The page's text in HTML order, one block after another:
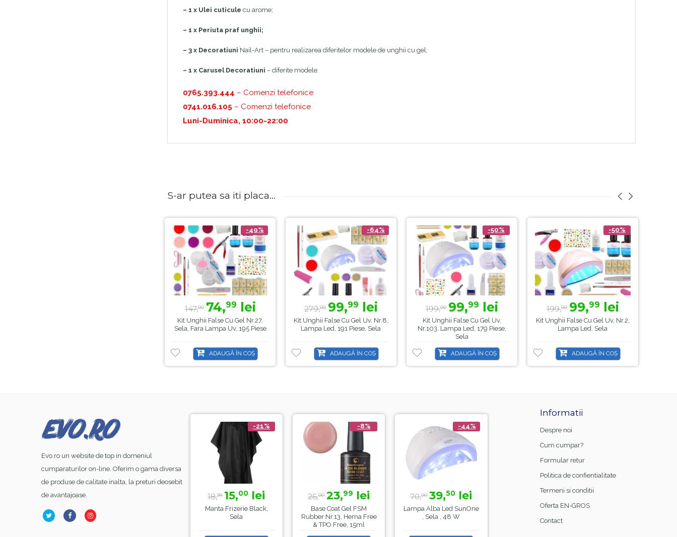
– 1 x Ulei cuticule cu arome;
– 1 x Periuta praf unghii;
– 3 x Decoratiuni Nail-Art – pentru realizarea diferitelor modele de unghii cu gel;
– 1 x Carusel Decoratiuni – diferite modele.
0765.393.444 – Comenzi telefonice
0741.016.105 – Comenzi telefonice
Luni-Duminica, 10:00-22:00
S-ar putea sa iti placa...
-49%
147,00 74,99 lei
Kit Unghii False Cu Gel Nr.27,
Sela, Fara Lampa Uv, 195 Piese
ADAUGĂ ÎN COȘ
-64%
279,00 99,99 lei
Kit Unghii False Cu Gel Uv, Nr.8,
Lampa Led, 191 Piese, Sela
ADAUGĂ ÎN COȘ
-50%
199,00 99,99 lei
Kit Unghii False Cu Gel Uv,
Nr.103, Lampa Led, 179 Piese,
Sela
ADAUGĂ ÎN COȘ
-50%
199,00 99,99 lei
Kit Unghii False Cu Gel Uv, Nr.2,
Lampa Led, Sela
ADAUGĂ ÎN COȘ
Evo.ro un website de top in domeniul
cumparaturilor on-line. Oferim o gama diversa
de produse de calitate inalta, la preturi deosebit
de avantajoase.
-44%
70,00 39,
Lampa Alba Led SunOne
, Sela , 48 W
-21%
lei
Manta Frizerie Black,
99lei
Base Coat Gel FSM
Rubber Nr.13, Hema Free
& TPO Free, 15ml
-44%
70, 50lei
Lampa Alba Led SunOne
Manta Frizerie Black,
23,
Base Coat Gel FSM
Informatii
Despre noi
Cum cumpar?
Formular retur
Politica de confientialitate
Termeni si conditii
Oferta EN-GROS
Contact